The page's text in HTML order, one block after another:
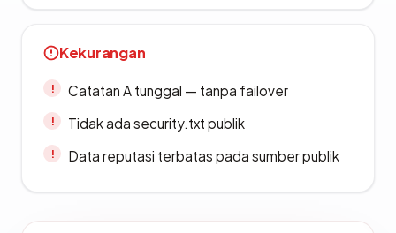
Kekurangan
Catatan A tunggal — tanpa failover
Tidak ada security.txt publik
Data reputasi terbatas pada sumber publik